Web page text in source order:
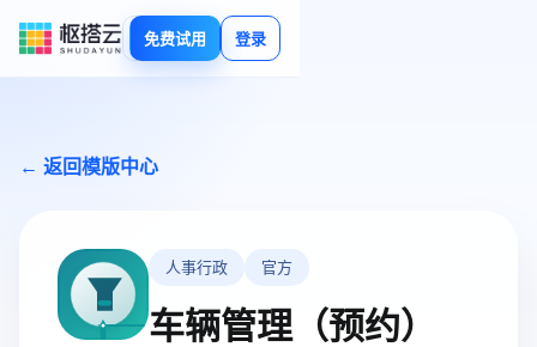
免费试用 登录
← 返回模版中心
人事行政 官方
车辆管理（预约）